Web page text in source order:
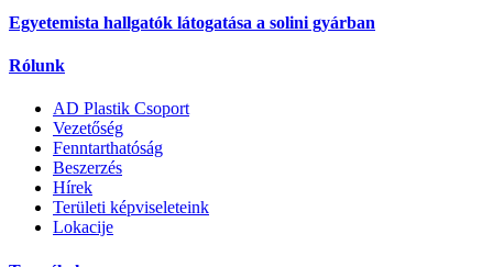
Egyetemista hallgatók látogatása a solini gyárban
Rólunk
AD Plastik Csoport
Vezetőség
Fenntarthatóság
Beszerzés
Hírek
Területi képviseleteink
Lokacije